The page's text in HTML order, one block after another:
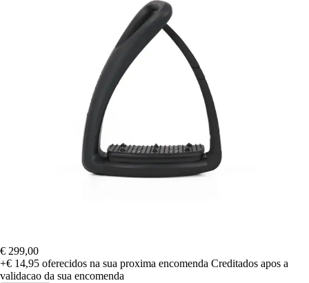
€ 299,00
+€ 14,95 oferecidos na sua proxima encomenda Creditados apos a
validacao da sua encomenda